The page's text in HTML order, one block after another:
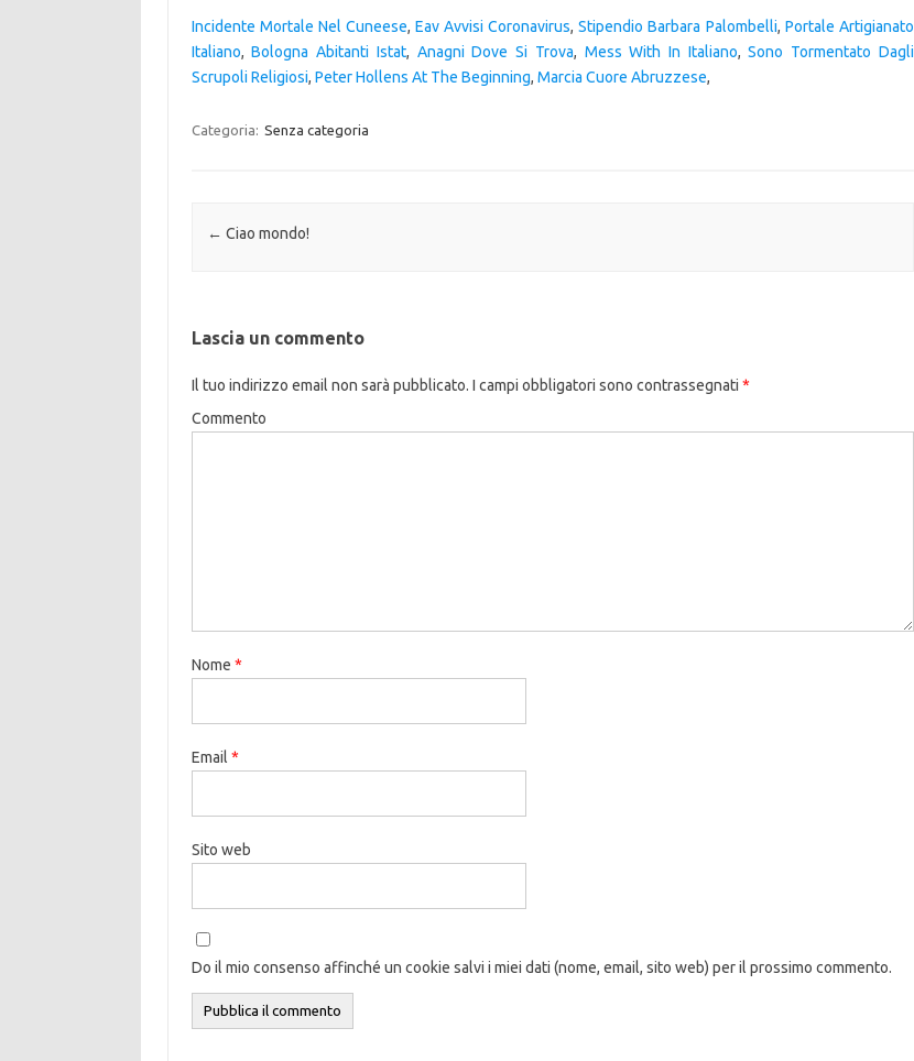
Incidente Mortale Nel Cuneese,Eav Avvisi Coronavirus,Stipendio Barbara Palombelli, Portale Artigianato
Italiano,Bologna Abitanti Istat, Anagni Dove Si Trova, Mess With In Italiano,Sono Tormentato Dagli
Scrupoli Religiosi, Peter Hollens At The Beginning, Marcia Cuore Abruzzese,
Categoria: Senza categoria
Navigazione articolo
← Ciao mondo!
Lascia un commento
Il tuo indirizzo email non sarà pubblicato. I campi obbligatori sono contrassegnati *
Commento
Nome *
Email *
Sito web
Do il mio consenso affinché un cookie salvi i miei dati (nome, email, sito web) per il prossimo commento.